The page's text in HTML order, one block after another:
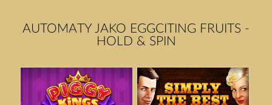
AUTOMATY JAKO EGGCITING FRUITS -
HOLD & SPIN